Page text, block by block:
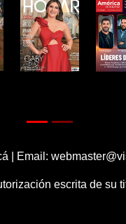
| Email:
escrita de su